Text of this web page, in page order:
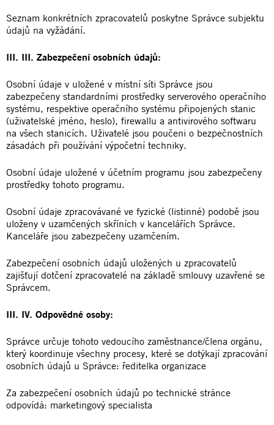
Seznam konkrétních zpracovatelů poskytne Správce subjektu
údajů na vyžádání.
III. III. Zabezpečení osobních údajů:
Osobní údaje v uložené v místní síti Správce jsou
zabezpečeny standardními prostředky serverového operačního
systému, respektive operačního systému připojených stanic
(uživatelské jméno, heslo), firewallu a antivirového softwaru
na všech stanicích. Uživatelé jsou poučeni o bezpečnostních
zásadách při používání výpočetní techniky.
Osobní údaje uložené v účetním programu jsou zabezpečeny
prostředky tohoto programu.
Osobní údaje zpracovávané ve fyzické (listinné) podobě jsou
uloženy v uzamčených skříních v kancelářích Správce.
Kanceláře jsou zabezpečeny uzamčením.
Zabezpečení osobních údajů uložených u zpracovatelů
zajišťují dotčení zpracovatelé na základě smlouvy uzavřené se
Správcem.
III. IV. Odpovědné osoby:
Správce určuje tohoto vedoucího zaměstnance/člena orgánu,
který koordinuje všechny procesy, které se dotýkají zpracování
osobních údajů u Správce: ředitelka organizace
Za zabezpečení osobních údajů po technické stránce
odpovídá: marketingový specialista